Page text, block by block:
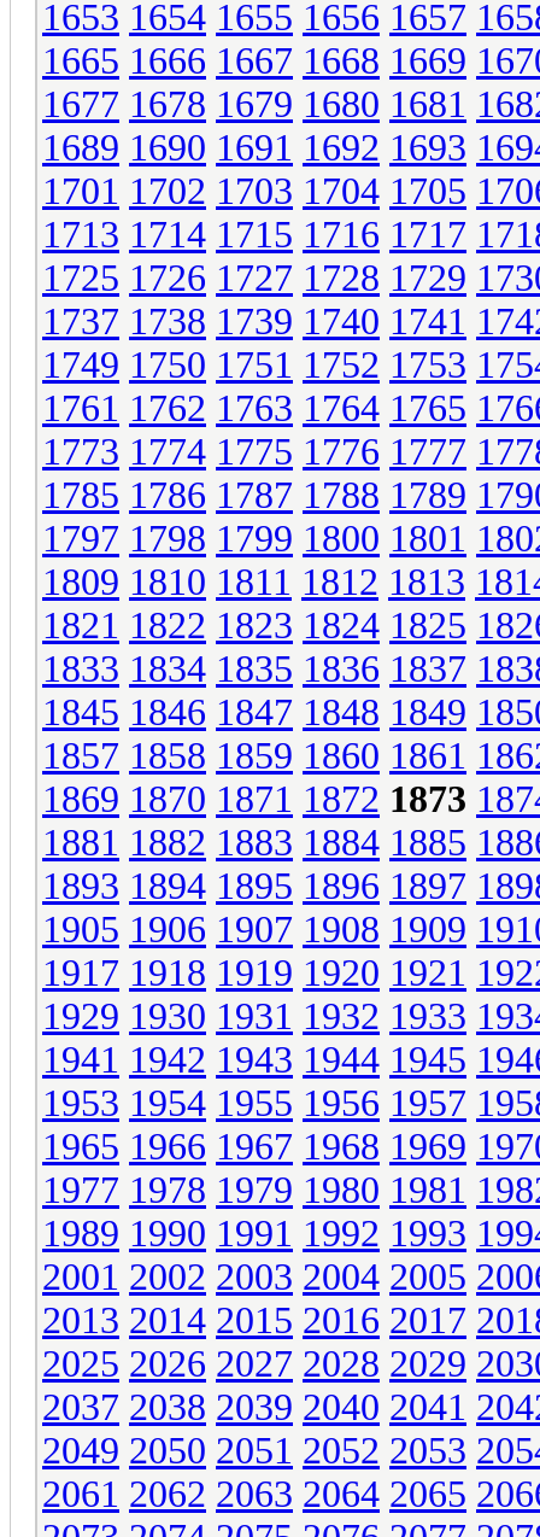
1653 1654 1655 1656 1657
1665 1666 1667 1668 1669
1677 1678 1679 1680 1681
1689 1690 1691 1692 1693
1701 1702 1703 1704 1705
1713 1714 1715 1716 1717
1725 1726 1727 1728 1729
1737 1738 1739 1740 1741
1749 1750 1751 1752 1753
1761 1762 1763 1764 1765
1773 1774 1775 1776 1777
1785 1786 1787 1788 1789
1797 1798 1799 1800 1801
1809 1810 1811 1812 1813
1821 1822 1823 1824 1825
1833 1834 1835 1836 1837
1845 1846 1847 1848 1849
1857 1858 1859 1860 1861
1869 1870 1871 1872 1873
1881 1882 1883 1884 1885
1893 1894 1895 1896 1897
1905 1906 1907 1908 1909
1917 1918 1919 1920 1921
1929 1930 1931 1932 1933
1941 1942 1943 1944 1945
1953 1954 1955 1956 1957
1965 1966 1967 1968 1969
1977 1978 1979 1980 1981
1989 1990 1991 1992 1993
2001 2002 2003 2004 2005
2013 2014 2015 2016 2017
2025 2026 2027 2028 2029
2037 2038 2039 2040 2041
2049 2050 2051 2052 2053
2061 2062 2063 2064 2065